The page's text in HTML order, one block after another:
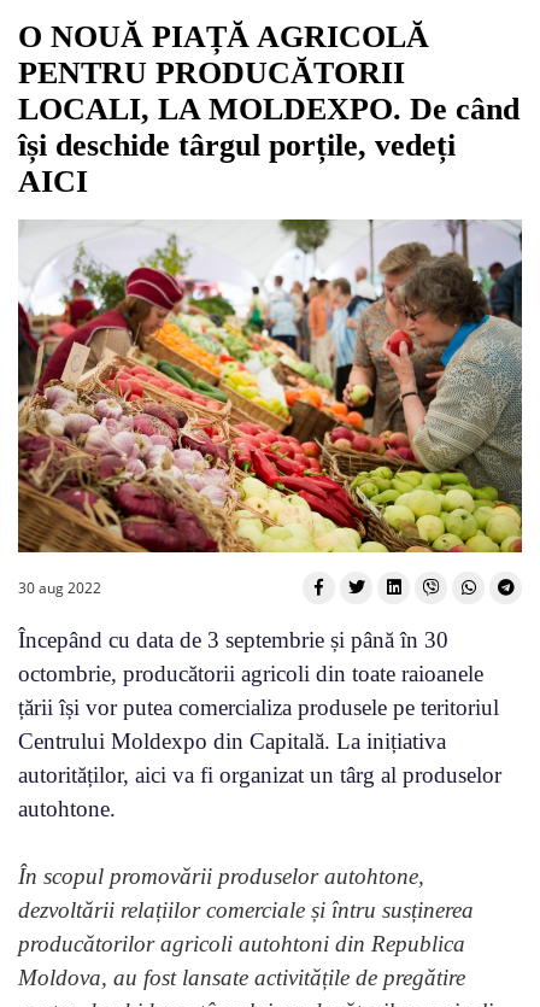
O NOUĂ PIAȚĂ AGRICOLĂ
PENTRU PRODUCĂTORII
LOCALI, LA MOLDEXPO. De când
își deschide târgul porțile, vedeți
AICI
30 aug 2022
Începând cu data de 3 septembrie și până în 30
octombrie, producătorii agricoli din toate raioanele
țării își vor putea comercializa produsele pe teritoriul
Centrului Moldexpo din Capitală. La inițiativa
autorităților, aici va fi organizat un târg al produselor
autohtone.
În scopul promovării produselor autohtone,
dezvoltării relațiilor comerciale și întru susținerea
producătorilor agricoli autohtoni din Republica
Moldova, au fost lansate activitățile de pregătire